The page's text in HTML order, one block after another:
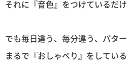
それに『音色』をつけているだけ
でも毎日違う、毎分違う、パタ
まるで『おしゃべり』をしてい